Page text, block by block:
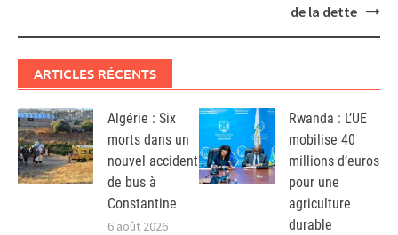
de la dette
ARTICLES RÉCENTS
Algérie : Six
morts dans un
nouvel accident
de bus à
Constantine
6 août 2026
Rwanda : L’UE
mobilise 40
millions d’euros
pour une
agriculture
durable